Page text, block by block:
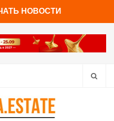
НОВОСТИ